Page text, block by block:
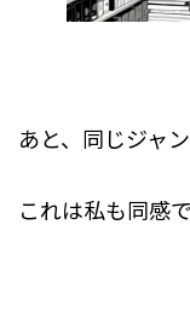
あと、同じジャ
これは私も同感